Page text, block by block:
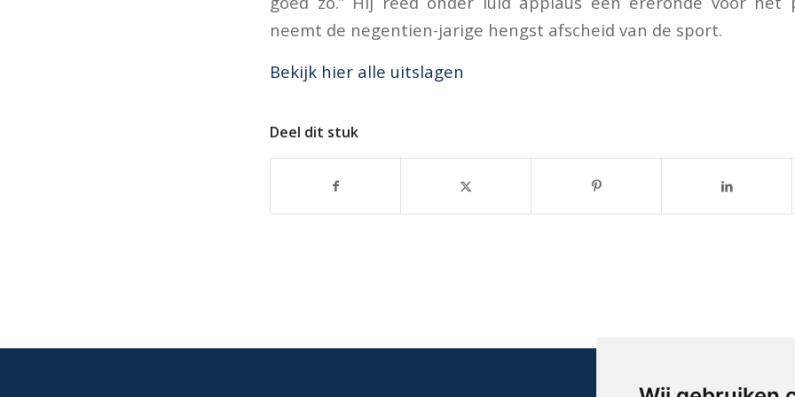
neemt de negentien-jarige hengst afscheid van de sport.
Bekijk hier alle uitslagen
Deel dit stuk